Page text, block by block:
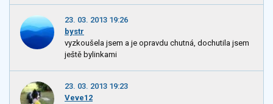
23. 03. 2013 19:26
bystr
vyzkoušela jsem a je opravdu chutná, dochutila jsem
ještě bylinkami
23. 03. 2013 19:23
Veve12